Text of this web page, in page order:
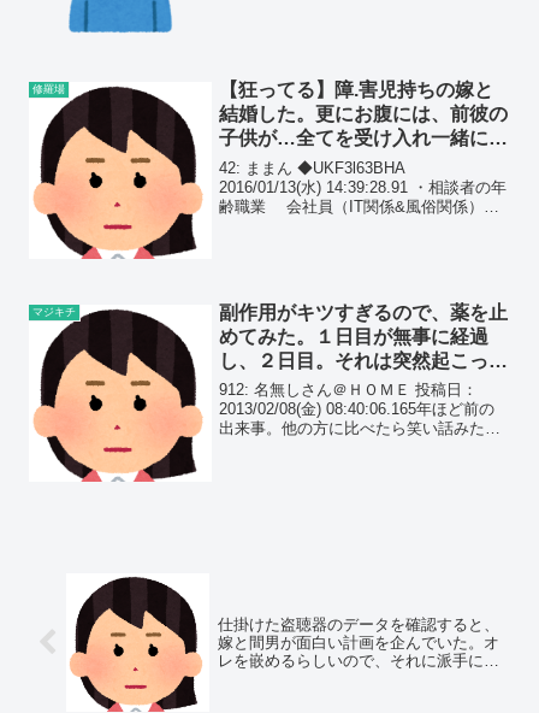
修羅場
【狂ってる】障.害児持ちの嫁と
結婚した。更にお腹には、前彼の
子供が…全てを受け入れ一緒にな
ったのに、嫁はオレを裏切った。
42: ままん ◆UKF3l63BHA
2016/01/13(水) 14:39:28.91 ・相談者の年
齢職業 会社員（IT関係&風俗関係）
マジキチ
副作用がキツすぎるので、薬を止
めてみた。１日目が無事に経過
し、２日目。それは突然起こっ
た…
912: 名無しさん＠ＨＯＭＥ 投稿日：
2013/02/08(金) 08:40:06.165年ほど前の
出来事。他の方に比べたら笑い話みたい
仕掛けた盗聴器のデータを確認すると、
嫁と間男が面白い計画を企んでいた。オ
レを嵌めるらしいので、それに派手に乗